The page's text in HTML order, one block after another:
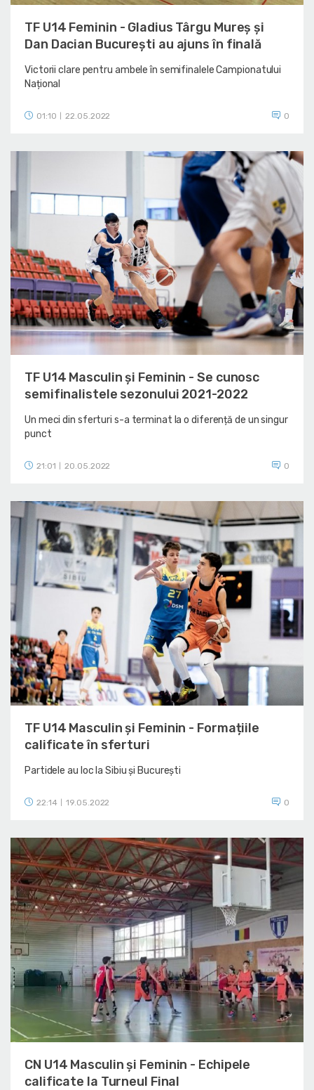
TF U14 Feminin - Gladius Târgu Mureș și
Dan Dacian București au ajuns în finală
Victorii clare pentru ambele în semifinalele Campionatului
Național
01:10 22.05.2022 0
TF U14 Masculin și Feminin - Se cunosc
semifinalistele sezonului 2021-2022
Un meci din sferturi s-a terminat la o diferență de un singur
punct
21:01 20.05.2022 0
TF U14 Masculin și Feminin - Formațiile
calificate în sferturi
Partidele au loc la Sibiu și București
22:14 19.05.2022 0
CN U14 Masculin și Feminin - Echipele
calificate la Turneul Final